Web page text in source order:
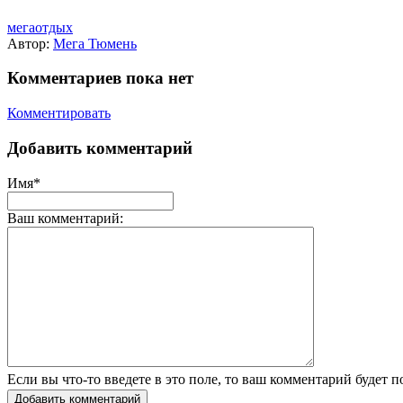
мегаотдых
Автор: Мега Тюмень
Комментариев пока нет
Комментировать
Добавить комментарий
Имя*
Ваш комментарий:
Если вы что-то введете в это поле, то ваш комментарий будет
Добавить комментарий